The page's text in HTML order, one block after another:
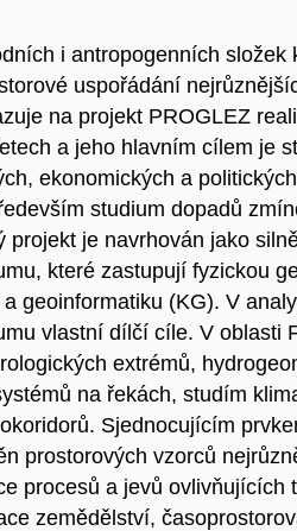
i antropogenních
uspořádání
na projekt PROGLEZ
a jeho hlavním cílem je
ekonomických a
studium dopadů
projekt je navrhován jako
které zastupují fyzickou
geoinformatiku (KG). V
vlastní dílčí cíle. V oblasti
extrémů,
na řekách, studím
Sjednocujícím
prostorových vzorců
procesů a jevů ovlivňujících
zemědělství,